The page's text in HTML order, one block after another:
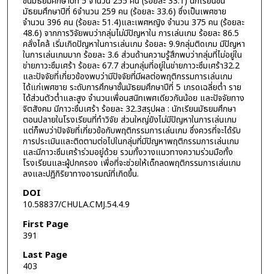
มัธยมศึกษาปีที่ 6จำนวน 259 คน (ร้อยละ 33.6) ซึ่งเป็นเพศชาย
จำนวน 396 คน (ร้อยละ 51.4)และเพศหญิง จำนวน 375 คน (ร้อยละ
48.6) จากการวิจัยพบว่ากลุ่มไม่มีปัญหาใน การเล่นเกม ร้อยละ 86.5
คลั่งไคล้ เริ่มเกิดปัญหาในการเล่นเกม ร้อยละ 9.9กลุ่มติดเกม มีปัญหา
ในการเล่นเกมมาก ร้อยละ 3.6 ส่วนด้านความรู้สึกพบว่ากลุ่มที่ไม่อยู่ใน
ข่ายภาวะซึมเศร้า ร้อยละ 67.7 ส่วนกลุ่มที่อยู่ในข่ายภาวะซึมเศร้า32.2
และปัจจัยที่เกี่ยวข้องพบว่ามีปัจจัยที่มีผลต่อพฤติกรรมการเล่นเกม
ได้แก่เพศชาย ระดับการศึกษาชั้นมัธยมศึกษาปีที่ 5 เกรดเฉลี่ยต่ำ ราย
ได้ส่วนตัวต่ำและสูง จำนวนเพื่อนสนิทเพศเดียวกันน้อย และปัจจัยทาง
จิตสังคม มีภาวะซึมเศร้า ร้อยละ 32.3สรุปผล : นักเรียนมัธยมศึกษา
ตอนปลายในโรงเรียนที่ทำวิจัย ส่วนใหญ่ยังไม่มีปัญหาในการเล่นเกม
แต่ก็พบว่าปัจจัยที่เกี่ยวข้อกับพฤติกรรมการเล่นเกม ซึ่งควรที่จะได้รับ
การประเมินและติดตามต่อไปในกลุ่มที่มีปัญหาพฤติกรรมการเล่นเกม
และมีภาวะซึมเศร้าร่วมอยู่ด้วย รวมทั้งวางแนวทางความร่วมมือทั้ง
โรงเรียนและผู้ปกครอง เพื่อที่จะช่วยให้เด็กลดพฤติกรรมการเล่นเกม
ลงและปฏิกิริยาทางอารมณ์ที่เกิดขึ้น.
DOI
10.58837/CHULA.CMJ.54.4.9
First Page
391
Last Page
403